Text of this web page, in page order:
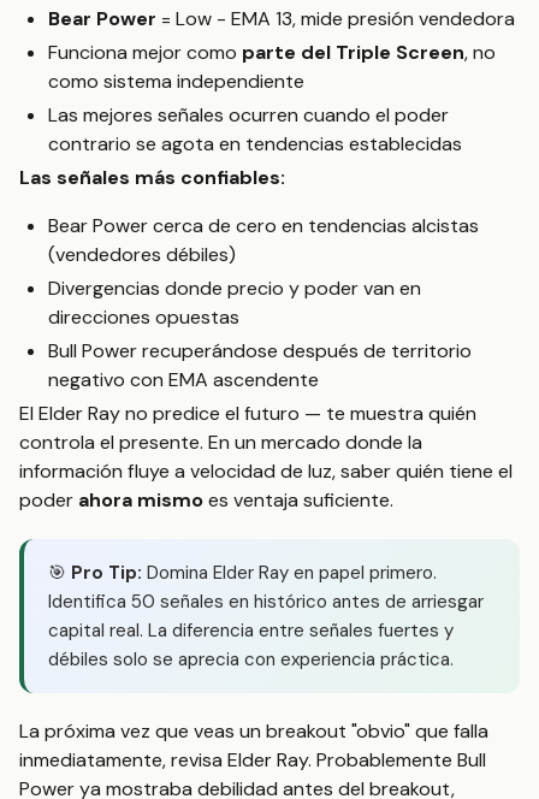
Bear Power = Low - EMA 13, mide presión vendedora
Funciona mejor como parte del Triple Screen, no
como sistema independiente
Las mejores señales ocurren cuando el poder
contrario se agota en tendencias establecidas
Las señales más confiables:
Bear Power cerca de cero en tendencias alcistas
(vendedores débiles)
Divergencias donde precio y poder van en
direcciones opuestas
Bull Power recuperándose después de territorio
negativo con EMA ascendente
El Elder Ray no predice el futuro — te muestra quién
controla el presente. En un mercado donde la
información fluye a velocidad de luz, saber quién tiene el
poder ahora mismoes ventaja suficiente.
🎯 Pro Tip: Domina Elder Ray en papel primero.
Identifica 50 señales en histórico antes de arriesgar
capital real. La diferencia entre señales fuertes y
débiles solo se aprecia con experiencia práctica.
La próxima vez que veas un breakout "obvio" que falla
inmediatamente, revisa Elder Ray. Probablemente Bull
Power ya mostraba debilidad antes del breakout,